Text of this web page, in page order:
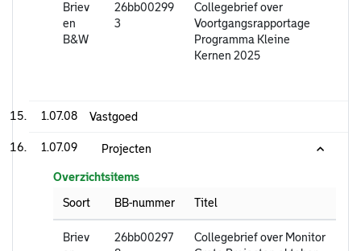
Briev
en
B&W
26bb00299
3
Collegebrief over
Voortgangsrapportage
Programma Kleine
Kernen 2025
1.07.08 Vastgoed
1.07.09 Projecten
Overzichtsitems
Soort
BB-nummer Titel
Briev
26bb00297
Collegebrief over Monitor